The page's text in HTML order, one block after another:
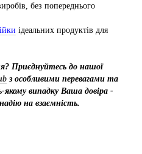
без попереднього
ідеальних продуктів для
Приєднуйтесь до нашої
з особливими перевагами та
випадку Ваша довіра -
на взаємність.